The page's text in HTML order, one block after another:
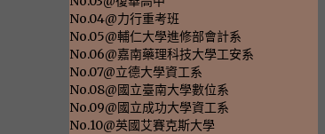
No.04@力行重考班
No.05@輔仁大學進修部會計系
No.06@嘉南藥理科技大學工安系
No.07@立德大學資工系
No.08@國立臺南大學數位系
No.09@國立成功大學資工系
No.10@英國艾賽克斯大學